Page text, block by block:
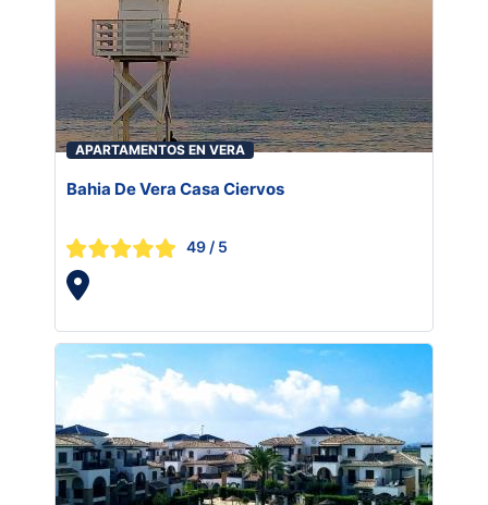
APARTAMENTOS EN VERA
Bahia De Vera Casa Ciervos
49 / 5